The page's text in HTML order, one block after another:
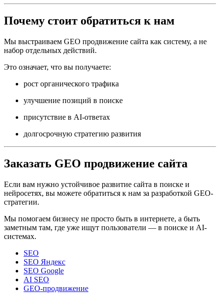
Почему стоит обратиться к нам
Мы выстраиваем GEO продвижение сайта как систему, а не
набор отдельных действий.
Это означает, что вы получаете:
рост органического трафика
улучшение позиций в поиске
присутствие в AI-ответах
долгосрочную стратегию развития
Заказать GEO продвижение сайта
Если вам нужно устойчивое развитие сайта в поиске и
нейросетях, вы можете обратиться к нам за разработкой GEO-
стратегии.
Мы помогаем бизнесу не просто быть в интернете, а быть
заметным там, где уже ищут пользователи — в поиске и AI-
системах.
SEO
SEO Яндекс
SEO Google
AI SEO
GEO-продвижение